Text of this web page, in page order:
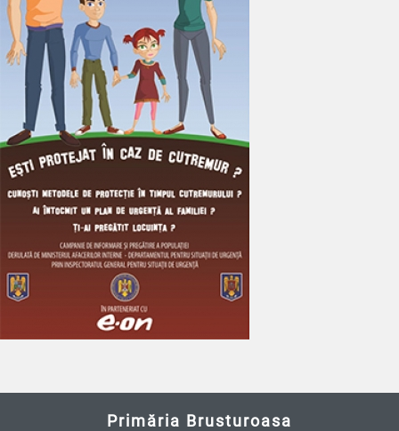
Primăria Brusturoasa